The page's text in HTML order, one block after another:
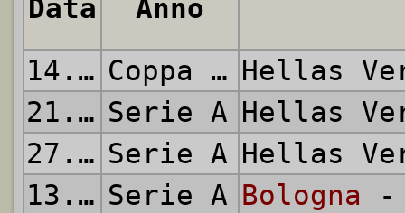
Data
Anno
14.08.2021
Coppa Italia Hellas
21.08.2021 Serie A Hellas
27.08.2021 Serie A Hellas
13.09.2021 Serie A Bologna -